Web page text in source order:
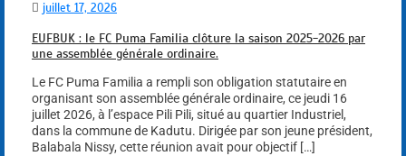
juillet 17, 2026
EUFBUK : le FC Puma Familia clôture la saison 2025-2026 par
une assemblée générale ordinaire.
Le FC Puma Familia a rempli son obligation statutaire en
organisant son assemblée générale ordinaire, ce jeudi 16
juillet 2026, à l’espace Pili Pili, situé au quartier Industriel,
dans la commune de Kadutu. Dirigée par son jeune président,
Balabala Nissy, cette réunion avait pour objectif […]